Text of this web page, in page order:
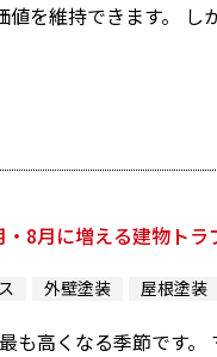
を維持できます。 し
8月に増える建物ト
外壁塗装 屋根塗装
高くなる季節です